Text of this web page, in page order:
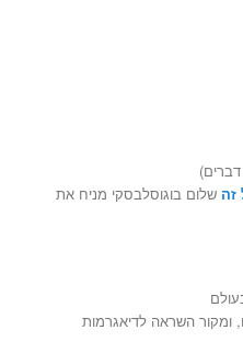
זה שלום בוגוסלבסקי מניח את
ומקור השראה לדיאגרמות